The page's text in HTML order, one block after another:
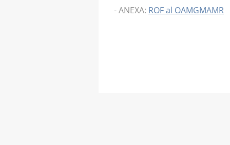
- ANEXA: ROF al OAMGMAMR